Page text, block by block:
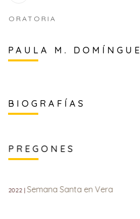
ORATORIA
PAULA M.
BIOGRAFÍAS
PREGONES
2022 | Semana Santa en Vera